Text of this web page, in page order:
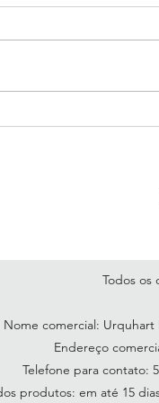
Um verbo.
conectar
Todos os
Nome comercial: Urquhart
Endereço
Telefone para contato:
produtos: em até 15